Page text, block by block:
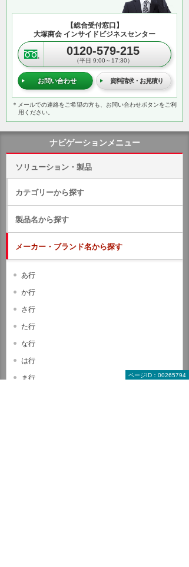
【総合受付窓口】
大塚商会 インサイドビジネスセンター
0120-579-215
（平日 9:00～17:30）
お問い合わせ 資料請求・お見積り
＊メールでの連絡をご希望の方も、お問い合わせボタンをご利
用ください。
ページID：00265794
ナビゲーションメニュー
ソリューション・製品
カテゴリーから探す
製品名から探す
メーカー・ブランド名から探す
あ行
か行
さ行
た行
な行
は行
ま行